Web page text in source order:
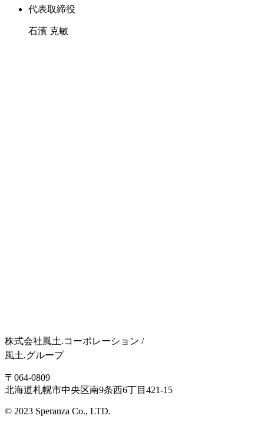
代表取締役
石濱 克敏
株式会社風土.コーポレーション /
風土.グループ
〒064-0809
北海道札幌市中央区南9条西6丁目421-15
© 2023 Speranza Co., LTD.